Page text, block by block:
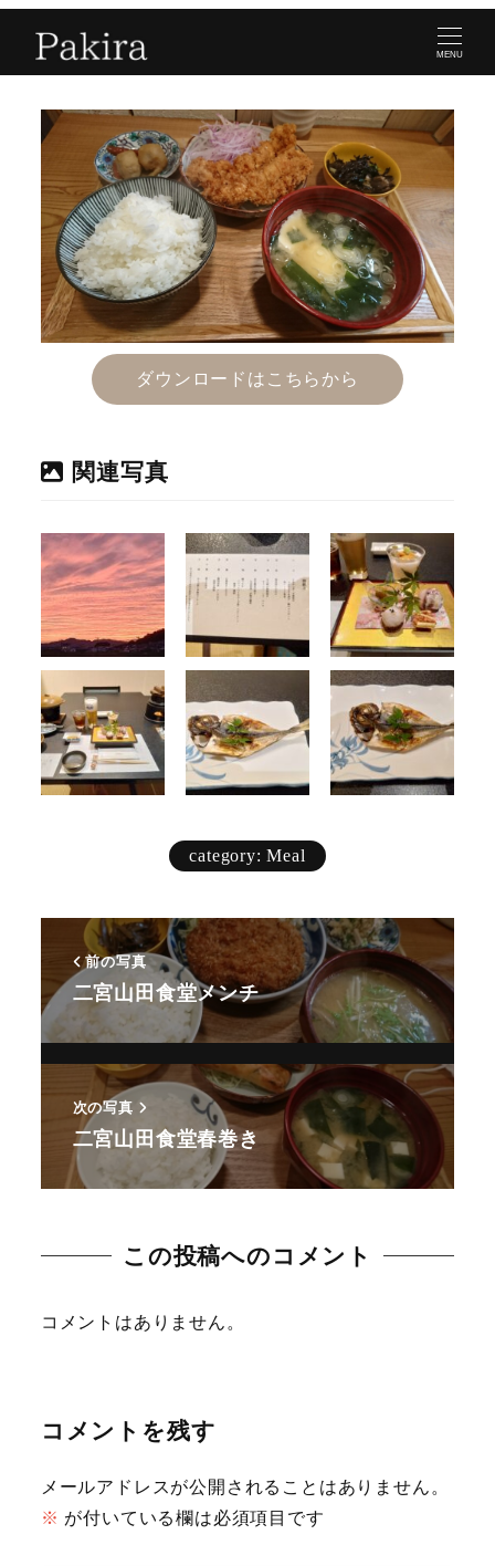
MENU
ダウンロードはこちらから
関連写真
category: Meal
前の写真
二宮山田食堂メンチ
次の写真
二宮山田食堂春巻き
この投稿へのコメント
コメントはありません。
コメントを残す
メールアドレスが公開されることはありません。
※ が付いている欄は必須項目です